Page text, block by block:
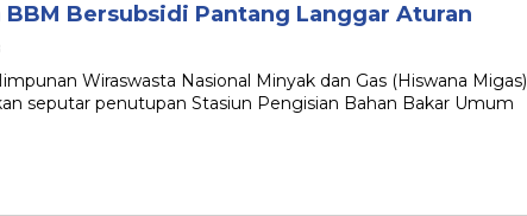
Bersubsidi Pantang Langgar Aturan
Wiraswasta Nasional Minyak dan Gas (Hiswana Migas)
seputar penutupan Stasiun Pengisian Bahan Bakar Umum